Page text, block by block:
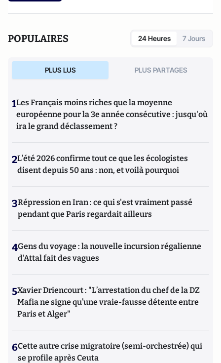
POPULAIRES 24 Heures 7 Jours
PLUS LUS PLUS PARTAGES
1Les Français moins riches que la moyenne
européenne pour la 3e année consécutive : jusqu'où
ira le grand déclassement ?
2L’été 2026 confirme tout ce que les écologistes
disent depuis 50 ans : non, et voilà pourquoi
3Répression en Iran : ce qui s'est vraiment passé
pendant que Paris regardait ailleurs
4Gens du voyage : la nouvelle incursion régalienne
d'Attal fait des vagues
5Xavier Driencourt : "L’arrestation du chef de la DZ
Mafia ne signe qu’une vraie-fausse détente entre
Paris et Alger"
6Cette autre crise migratoire (semi-orchestrée) qui
se profile après Ceuta